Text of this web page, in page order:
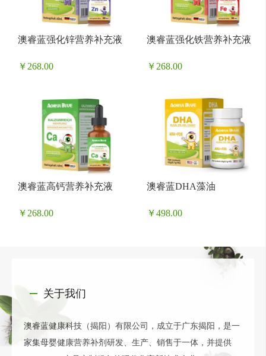
澳睿蓝强化锌营养补充液
￥268.00
澳睿蓝强化铁营养补充液
￥268.00
澳睿蓝高钙营养补充液
￥268.00
澳睿蓝DHA藻油
￥498.00
关于我们
澳睿蓝健康科技（揭阳）有限公司，成立于广东揭阳，是一
家集母婴健康营养补剂研发、生产、销售于一体，并提供